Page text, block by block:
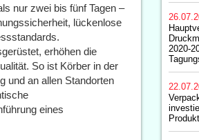
nur zwei bis fünf Tagen –
lückenlose
erhöhen die
So ist Körber in der
und an allen Standorten
eines
2020-